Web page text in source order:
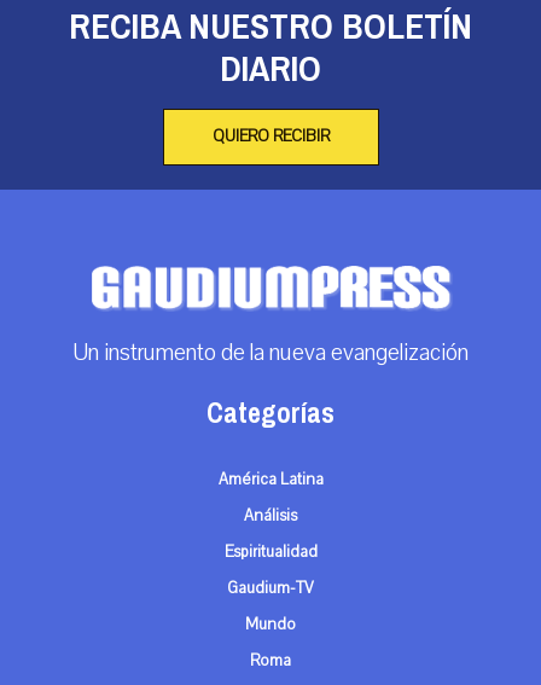
RECIBA NUESTRO BOLETÍN
DIARIO
QUIERO RECIBIR
Un instrumento de la nueva evangelización
Categorías
América Latina
Análisis
Espiritualidad
Gaudium-TV
Mundo
Roma